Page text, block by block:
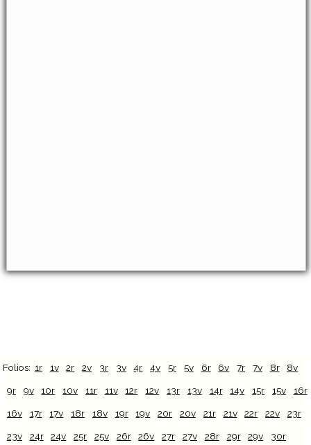
Folios: 1r 1v 2r 2v 3r 3v 4r 4v 5r 5v 6r 6v 7r 7v 8r 8v
9r 9v 10r 10v 11r 11v 12r 12v 13r 13v 14r 14v 15r 15v 16r
16v 17r 17v 18r 18v 19r 19v 20r 20v 21r 21v 22r 22v 23r
23v 24r 24v 25r 25v 26r 26v 27r 27v 28r 29r 29v 30r